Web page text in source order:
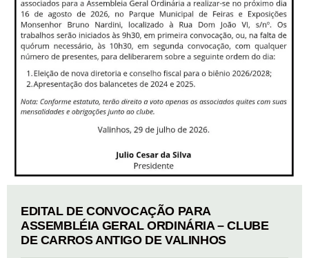
EDITAL DE CONVOCAÇÃO PARA
ASSEMBLÉIA GERAL ORDINÁRIA – CLUBE
DE CARROS ANTIGO DE VALINHOS